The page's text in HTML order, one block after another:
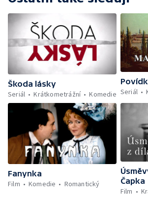
Škoda lásky
Seriál
Krátkometrážní Komedie Seriál
Fanynka
Film
Komedie Romantický
Čapka
Film